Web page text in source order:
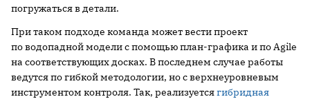
погружаться в детали.
При таком подходе команда может вести проект
по водопадной модели с помощью план-графика и по Agile
на соответствующих досках. В последнем случае работы
ведутся по гибкой методологии, но с верхнеуровневым
инструментом контроля. Так, реализуетсягибридная